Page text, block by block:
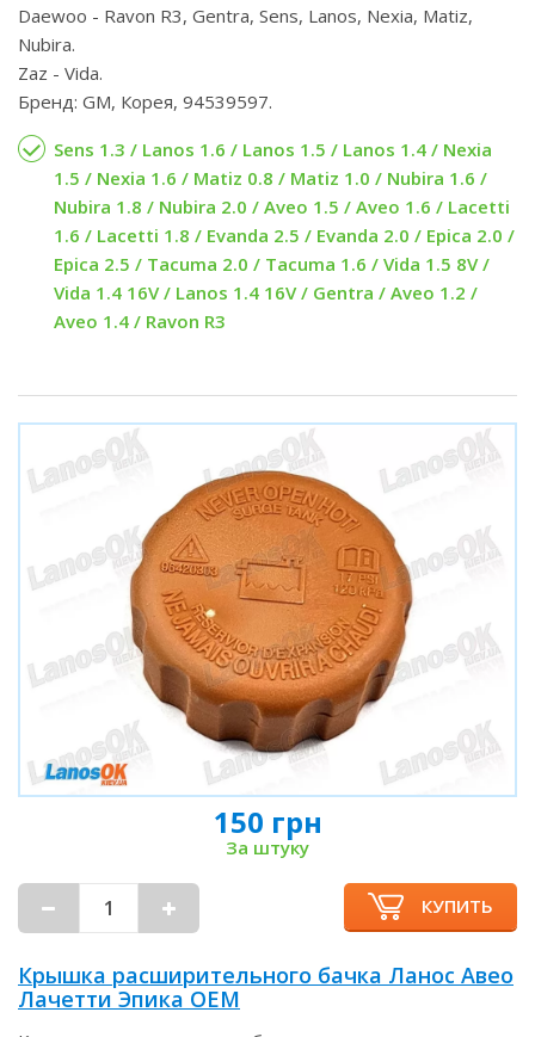
Daewoo - Ravon R3, Gentra, Sens, Lanos, Nexia, Matiz,
Nubira.
Zaz - Vida.
Бренд: GM, Корея, 94539597.
Sens 1.3 / Lanos 1.6 / Lanos 1.5 / Lanos 1.4 / Nexia
1.5 / Nexia 1.6 / Matiz 0.8 / Matiz 1.0 / Nubira 1.6 /
Nubira 1.8 / Nubira 2.0 / Aveo 1.5 / Aveo 1.6 / Lacetti
1.6 / Lacetti 1.8 / Evanda 2.5 / Evanda 2.0 / Epica 2.0 /
Epica 2.5 / Tacuma 2.0 / Tacuma 1.6 / Vida 1.5 8V /
Vida 1.4 16V / Lanos 1.4 16V / Gentra / Aveo 1.2 /
Aveo 1.4 / Ravon R3
150 грн
За штуку
КУПИТЬ
Крышка расширительного бачка Ланос Авео
Лачетти Эпика OEM